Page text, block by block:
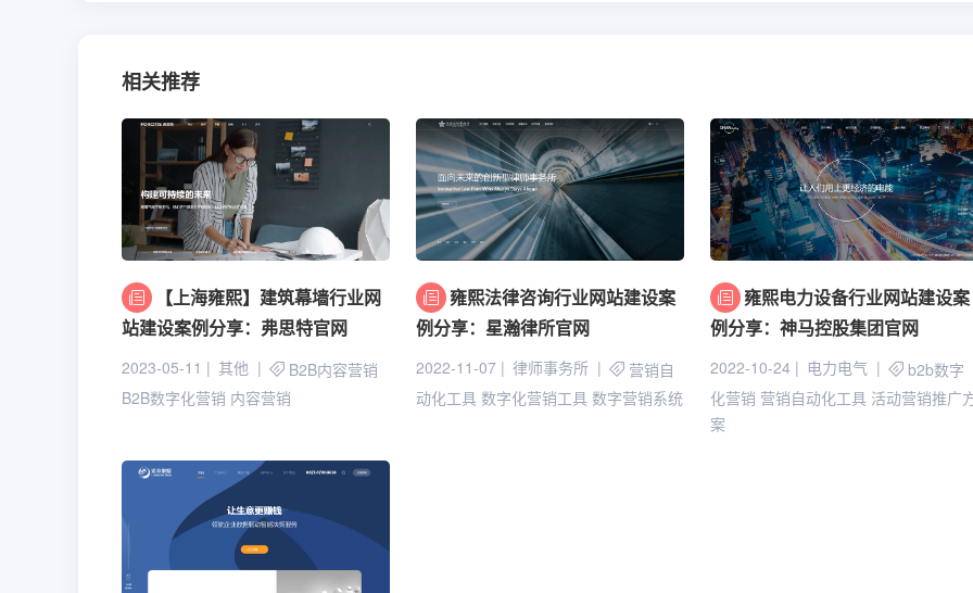
相关推荐
【上海雍熙】建筑幕墙行业网
站建设案例分享：弗思特官网
2023-05-11 其他
B2B内容营销
B2B数字化营销 内容营销
雍熙法律咨询行业网站建设案
例分享：星瀚律所官网
2022-11-07 律师事务所
营销自
动化工具 数字化营销工具 数字营销系统
雍熙电力设备行业网站建设案
例分享：神马控股集团官网
2022-10-24 电力电气
b2b数字
化营销 营销自动化工具 活动营销推广
案